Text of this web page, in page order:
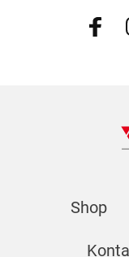
Shop